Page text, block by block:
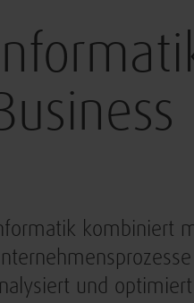
kombiniert
und